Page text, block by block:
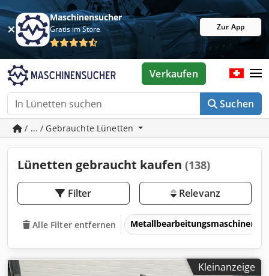
Maschinensucher
Gratis im Store Zur App
Suchen
Verkaufen
/ ... / Gebrauchte Lünetten
Lünetten gebraucht kaufen (138)
Filter Relevanz
Alle Filter entfernen Metallbearbeitungsmaschinen
Kleinanzeige